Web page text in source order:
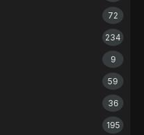
72
234
9
59
36
195